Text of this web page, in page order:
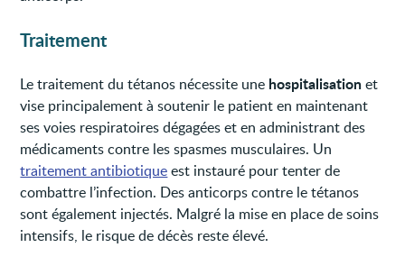
Traitement
Le traitement du tétanos nécessite une hospitalisationet
vise principalement à soutenir le patient en maintenant
ses voies respiratoires dégagées et en administrant des
médicaments contre les spasmes musculaires. Un
traitement antibiotiqueest instauré pour tenter de
combattre l’infection. Des anticorps contre le tétanos
sont également injectés. Malgré la mise en place de soins
intensifs, le risque de décès reste élevé.